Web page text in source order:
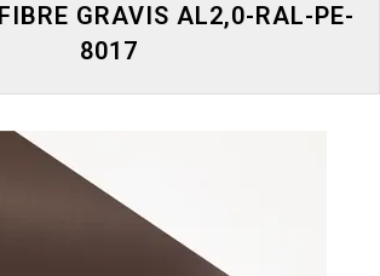
GRAVIS AL2,0-RAL-PE-
8017